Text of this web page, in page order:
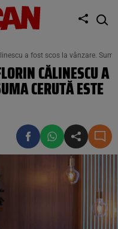
a fost scos la vânzare.
CĂLINESCU A
CERUTĂ ESTE